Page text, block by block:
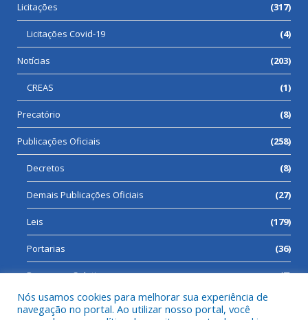
Licitações (317)
Licitações Covid-19 (4)
Notícias (203)
CREAS (1)
Precatório (8)
Publicações Oficiais (258)
Decretos (8)
Demais Publicações Oficiais (27)
Leis (179)
Portarias (36)
Processos Seletivos (7)
Nós usamos cookies para melhorar sua experiência de
navegação no portal. Ao utilizar nosso portal, você